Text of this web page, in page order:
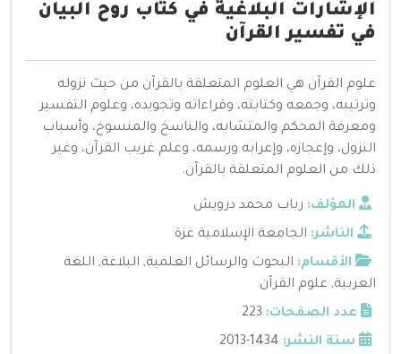
الإشارات البلاغية في كتاب روح البيان
في تفسير القرآن
علوم القرآن هي العلوم المتعلقة بالقرآن من حيث نزوله
وترتيبه، وجمعه وكتابته، وقراءاته وتجويده، وعلوم التفسير
ومعرفة المحكم والمتشابه، والناسخ والمنسوخ، وأسباب
النزول، وإعجازه، وإعرابه ورسمه، وعلم غريب القرآن، وغير
ذلك من العلوم المتعلقة بالقرآن.
المؤلف: رباب محمد درويش
الناشر: الجامعة الإسلامية غزة
الأقسام: البحوث والرسائل العلمية, البلاغة, اللغة
العربية, علوم القرآن
عدد الصفحات: 223
سنة النشر: 1434-2013